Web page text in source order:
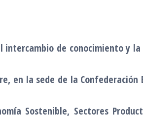
intercambio de conocimiento y
en la sede de la Confederación
Sostenible, Sectores